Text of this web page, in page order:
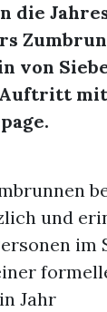
die
von
mit
und
im
Jahr